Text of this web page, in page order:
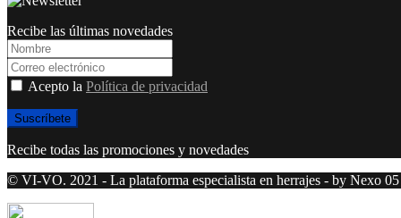
Recibe las últimas novedades
Acepto la Política de privacidad
Recibe todas las promociones y novedades
© VI-VO. 2021 - La plataforma especialista en herrajes - by Nexo 05